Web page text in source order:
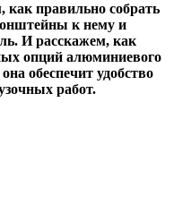
правильно собрать
к нему и
И расскажем, как
опций алюминиевого
обеспечит удобство
работ.